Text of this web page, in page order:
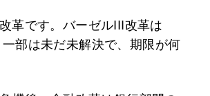
革です。バーゼルIII改革は
部は未だ未解決で、期限が何